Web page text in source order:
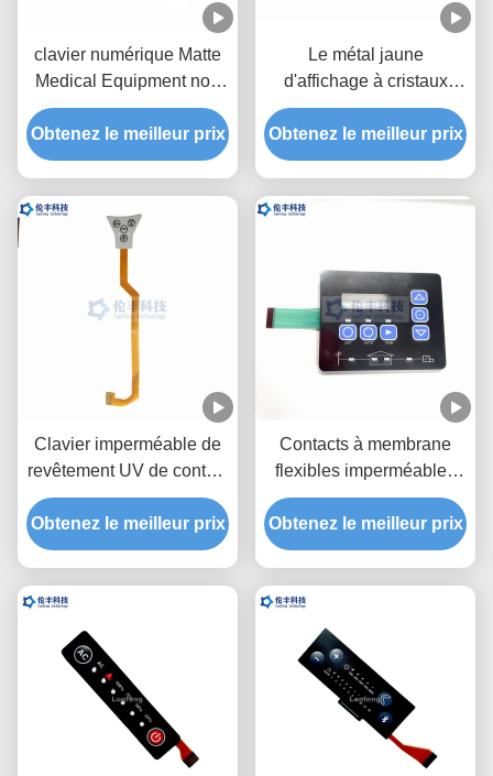
clavier numérique Matte
Medical Equipment non
tactile de membrane de
3M467 LED
Obtenez le meilleur prix
Le métal jaune
d'affichage à cristaux
liquides de clavier
numérique de membrane
de LED couvre d'un dôme
Obtenez le meilleur prix
Clavier imperméable de
revêtement UV de contact
du vert LED de contact à
membrane de Fpc de
circuit
Obtenez le meilleur prix
Contacts à membrane
flexibles imperméables
tactiles de PVC LED
3M468 de PC de clavier
numérique de membrane
Obtenez le meilleur prix